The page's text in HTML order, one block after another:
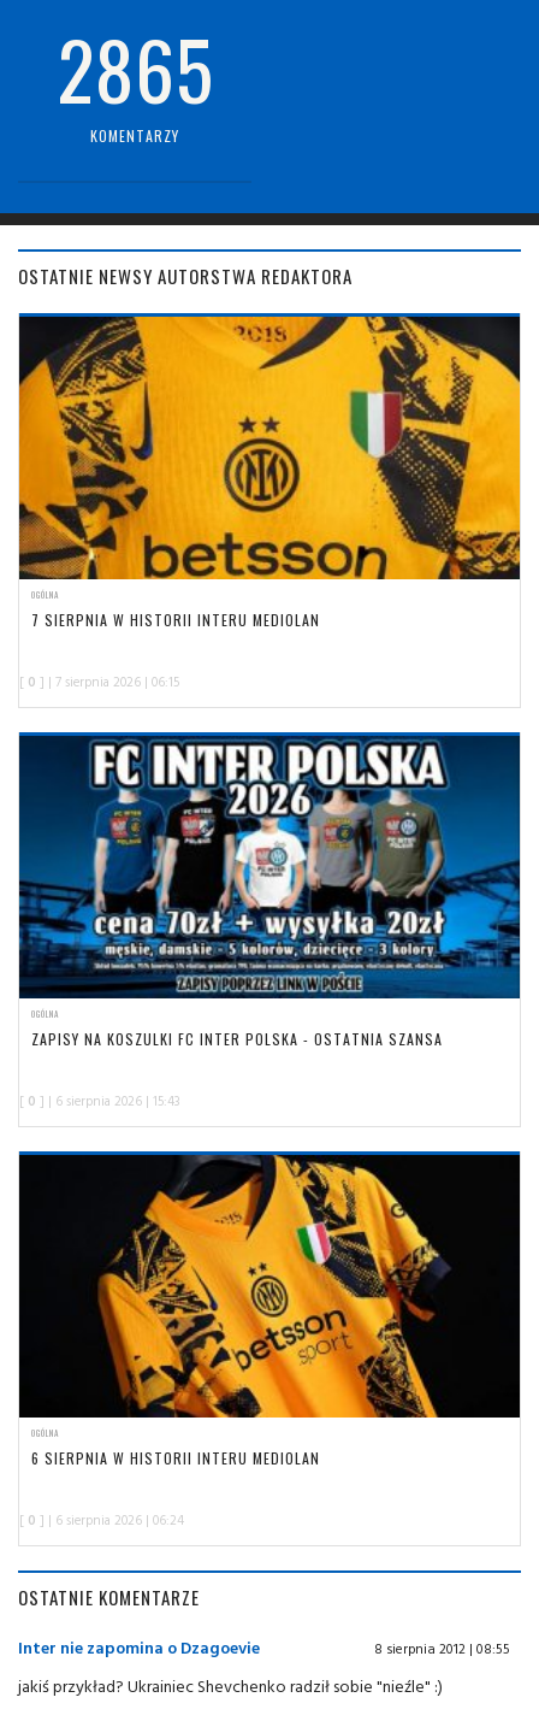
2865
KOMENTARZY
OSTATNIE NEWSY AUTORSTWA REDAKTORA
OGÓLNA
7 SIERPNIA W HISTORII INTERU MEDIOLAN
[ 0 ] | 7 sierpnia 2026 | 06:15
OGÓLNA
ZAPISY NA KOSZULKI FC INTER POLSKA - OSTATNIA SZANSA
[ 0 ] | 6 sierpnia 2026 | 15:43
OGÓLNA
6 SIERPNIA W HISTORII INTERU MEDIOLAN
[ 0 ] | 6 sierpnia 2026 | 06:24
OSTATNIE KOMENTARZE
Inter nie zapomina o Dzagoevie 8 sierpnia 2012 | 08:55
jakiś przykład? Ukrainiec Shevchenko radził sobie "nieźle" :)